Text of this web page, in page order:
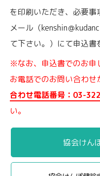
を印刷いただき、必要
メール（kenshin＠
て下さい。）にて申込書
※なお、申込書でのお申
お電話でのお問い合わせ
合わせ電話番号：03-
い。
協会けん